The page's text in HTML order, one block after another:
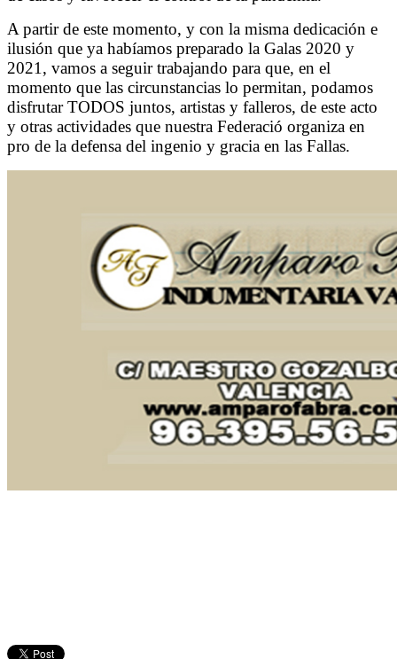
A partir de este momento, y con la misma dedicación e
ilusión que ya habíamos preparado la Galas 2020 y
2021, vamos a seguir trabajando para que, en el
momento que las circunstancias lo permitan, podamos
disfrutar TODOS juntos, artistas y falleros, de este acto
y otras actividades que nuestra Federació organiza en
pro de la defensa del ingenio y gracia en las Fallas.